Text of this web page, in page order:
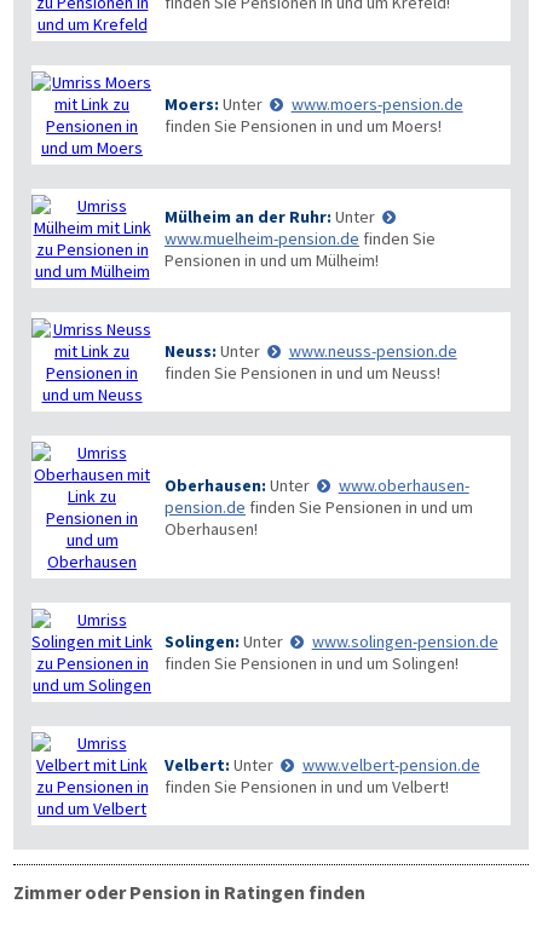
Moers: Unter
www.moers-pension.de
finden Sie Pensionen in und um Moers!
Mülheim an der Ruhr: Unter
www.muelheim-pension.de finden Sie
Pensionen in und um Mülheim!
Neuss: Unter
www.neuss-pension.de
finden Sie Pensionen in und um Neuss!
Oberhausen: Unter
www.oberhausen-
pension.de finden Sie Pensionen in und um
Oberhausen!
Solingen: Unter
www.solingen-pension.de
finden Sie Pensionen in und um Solingen!
Velbert: Unter
www.velbert-pension.de
finden Sie Pensionen in und um Velbert!
Zimmer oder Pension in Ratingen finden